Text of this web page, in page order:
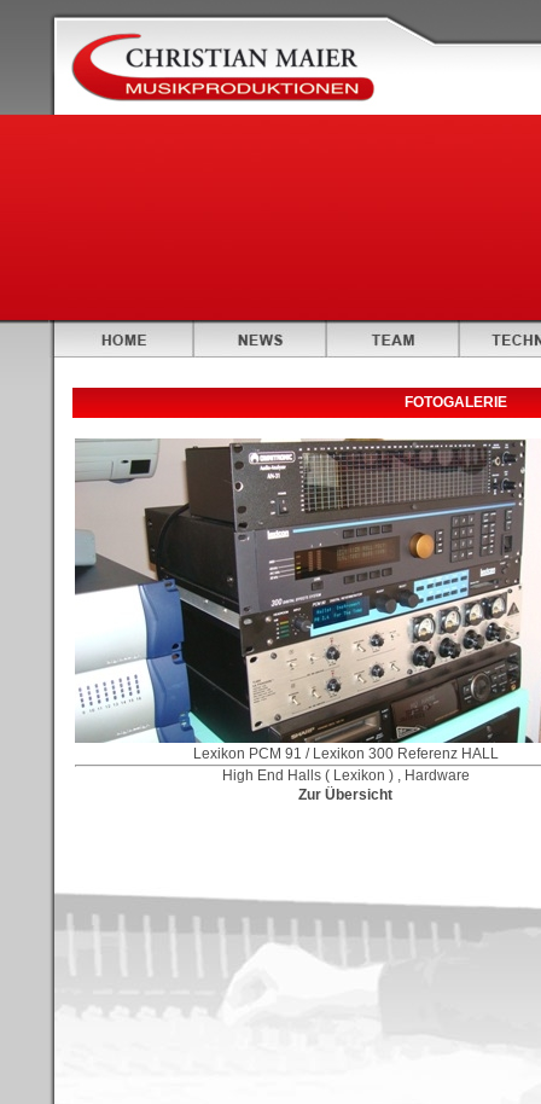
FOTOGALERIE
Lexikon PCM 91 / Lexikon 300 Referenz HALL
High End Halls ( Lexikon ) , Hardware
Zur Übersicht